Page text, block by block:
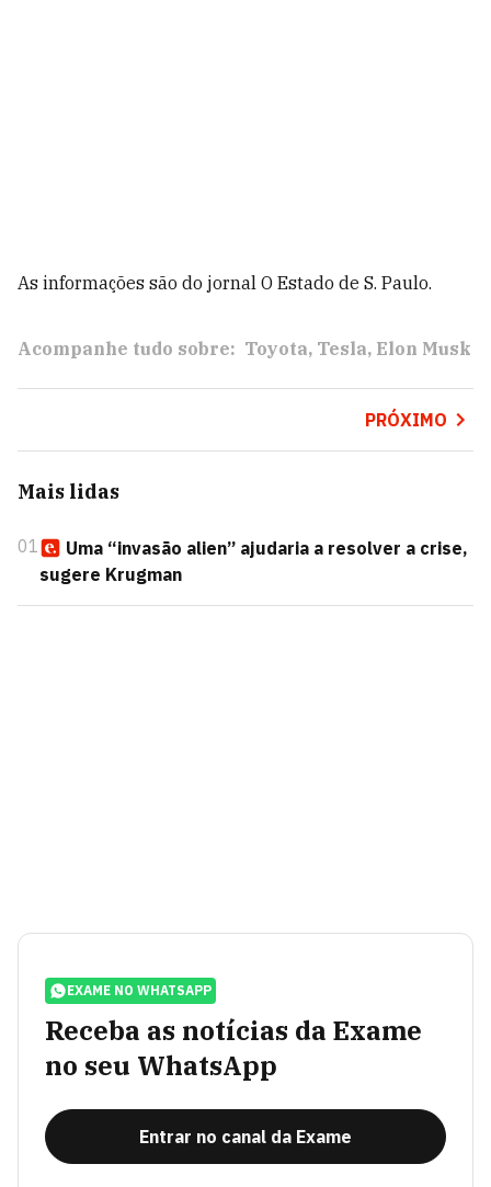
As informações são do jornal O Estado de S. Paulo.
Acompanhe tudo sobre: Toyota Tesla Elon Musk
PRÓXIMO
Mais lidas
01
Uma “invasão alien” ajudaria a resolver a crise,
sugere Krugman
EXAME NO WHATSAPP
Receba as notícias da Exame
no seu WhatsApp
Entrar no canal da Exame